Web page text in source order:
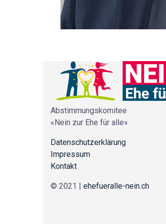
Abstimmungskomitee
«Nein zur Ehe für alle»
Datenschutzerklärung
Impressum
Kontakt
© 2021 | ehefueralle-nein.ch